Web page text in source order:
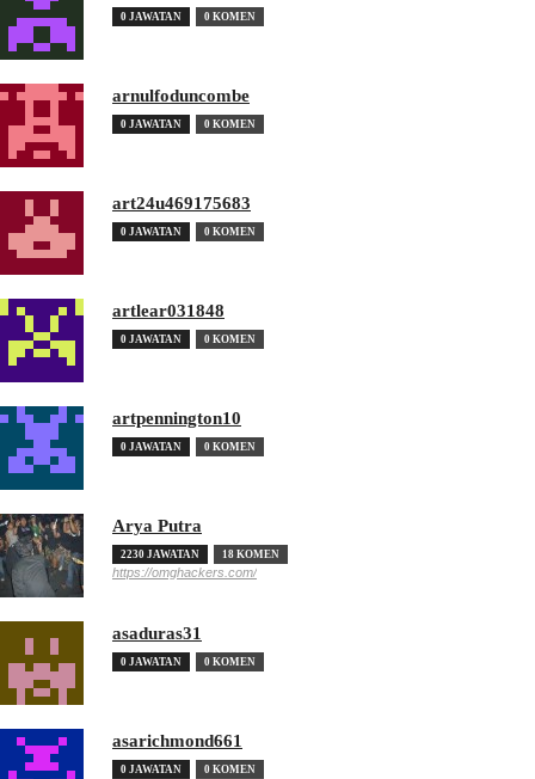
0 JAWATAN 0 KOMEN
arnulfoduncombe
0 JAWATAN 0 KOMEN
art24u469175683
0 JAWATAN 0 KOMEN
artlear031848
0 JAWATAN 0 KOMEN
artpennington10
0 JAWATAN 0 KOMEN
Arya Putra
2230 JAWATAN 18 KOMEN
https://omghackers.com/
asaduras31
0 JAWATAN 0 KOMEN
asarichmond661
0 JAWATAN 0 KOMEN